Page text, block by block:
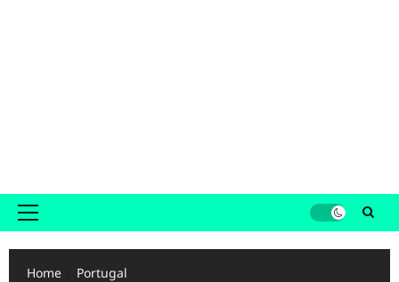
Primair
Home
Portugal